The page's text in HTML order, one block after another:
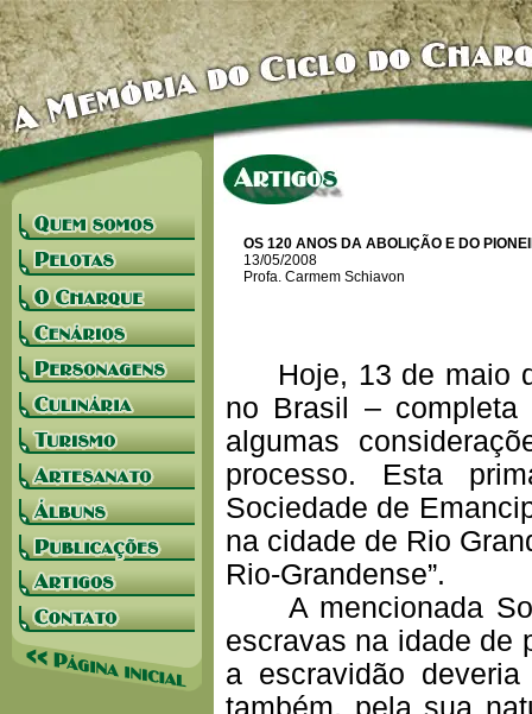
OS 120 ANOS DA ABOLIÇÃO E DO
13/05/2008
Profa. Carmem Schiavon
Hoje, 13 de maio
no Brasil – completa
algumas
processo. Esta
Sociedade de
na cidade de Rio
Rio-Grandense”.
A mencionada
escravas na idade de
a escravidão
também, pela sua